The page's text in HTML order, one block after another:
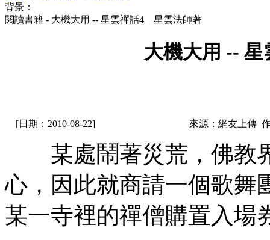
背景：
閱讀書籍 - 大機大用 -- 星雲禪話4 星雲法師著
大機大用 --
[日期：2010-08-22] 來源：網友上傳
某處鬧著災荒，佛教
心，因此就商請一個歌舞
某一寺裡的禪僧購置入場